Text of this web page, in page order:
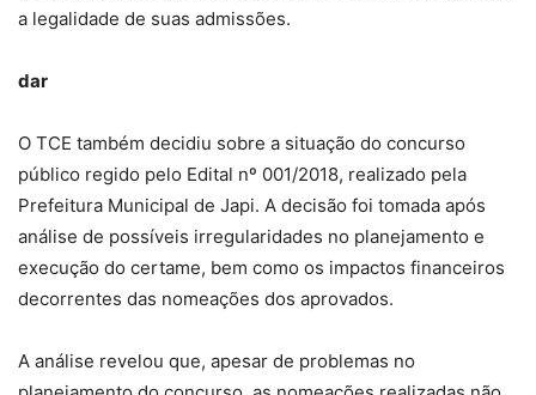
a legalidade de suas admissões.
dar
O TCE também decidiu sobre a situação do concurso
público regido pelo Edital nº 001/2018, realizado pela
Prefeitura Municipal de Japi. A decisão foi tomada após
análise de possíveis irregularidades no planejamento e
execução do certame, bem como os impactos financeiros
decorrentes das nomeações dos aprovados.
A análise revelou que, apesar de problemas no